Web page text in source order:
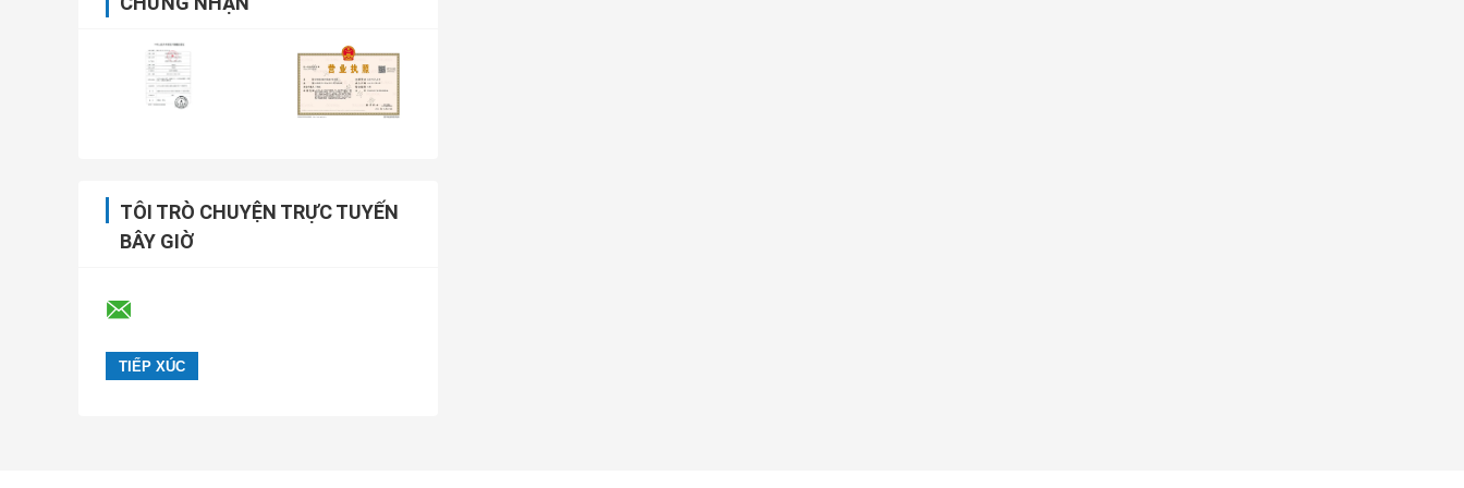
TÔI TRÒ CHUYỆN TRỰC TUYẾN
BÂY GIỜ